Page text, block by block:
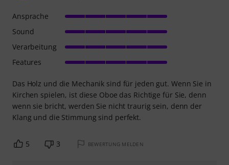
Das Holz und die Mechanik sind für jeden gut. Wenn Sie in
Kirchen spielen, ist diese Oboe das Richtige für Sie, denn
wenn sie bricht, werden Sie nicht traurig sein, denn der
Klang und die Stimmung sind perfekt.
Ansprache
Sound
Verarbeitung
Features
5 3 BEWERTUNG MELDEN